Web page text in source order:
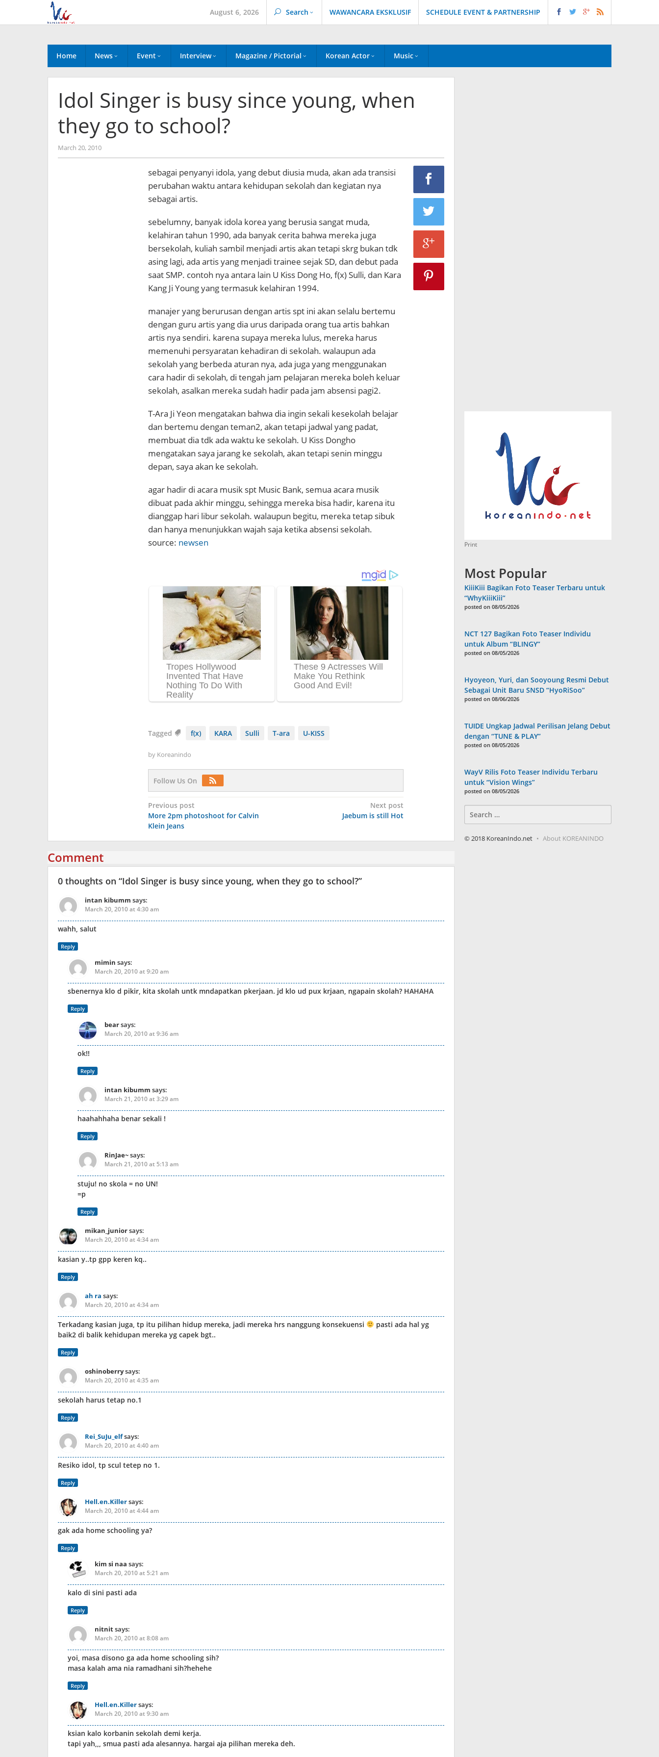
content
August 6, 2026 Search WAWANCARA EKSKLUSIF SCHEDULE EVENT & PARTNERSHIP
Home News Event Interview Magazine / Pictorial Korean Actor Music
Idol Singer is busy since young, when
they go to school?
March 20, 2010by
Koreanindo
sebagai penyanyi idola, yang debut diusia muda, akan ada transisi
perubahan waktu antara kehidupan sekolah dan kegiatan nya
sebagai artis.
sebelumny, banyak idola korea yang berusia sangat muda,
kelahiran tahun 1990, ada banyak cerita bahwa mereka juga
bersekolah, kuliah sambil menjadi artis akan tetapi skrg bukan tdk
asing lagi, ada artis yang menjadi trainee sejak SD, dan debut pada
saat SMP. contoh nya antara lain U Kiss Dong Ho, f(x) Sulli, dan Kara
Kang Ji Young yang termasuk kelahiran 1994.
manajer yang berurusan dengan artis spt ini akan selalu bertemu
dengan guru artis yang dia urus daripada orang tua artis bahkan
artis nya sendiri. karena supaya mereka lulus, mereka harus
memenuhi persyaratan kehadiran di sekolah. walaupun ada
sekolah yang berbeda aturan nya, ada juga yang menggunakan
cara hadir di sekolah, di tengah jam pelajaran mereka boleh keluar
sekolah, asalkan mereka sudah hadir pada jam absensi pagi2.
T-Ara Ji Yeon mengatakan bahwa dia ingin sekali kesekolah belajar
dan bertemu dengan teman2, akan tetapi jadwal yang padat,
membuat dia tdk ada waktu ke sekolah. U Kiss Dongho
mengatakan saya jarang ke sekolah, akan tetapi senin minggu
depan, saya akan ke sekolah.
agar hadir di acara musik spt Music Bank, semua acara musik
dibuat pada akhir minggu, sehingga mereka bisa hadir, karena itu
dianggap hari libur sekolah. walaupun begitu, mereka tetap sibuk
dan hanya menunjukkan wajah saja ketika absensi sekolah.
source: newsen
Tagged f(x) KARA Sulli T-ara U-KISS
by Koreanindo
Follow Us On
Post
navigation
Previous post
More 2pm photoshoot for Calvin
Klein Jeans
Next post
Jaebum is still Hot
Comment
0 thoughts on “Idol Singer is busy since young, when they go to school?”
intan kibumm says:
March 20, 2010 at 4:30 am
wahh, salut
Reply
mimin says:
March 20, 2010 at 9:20 am
sbenernya klo d pikir, kita skolah untk mndapatkan pkerjaan. jd klo ud pux krjaan, ngapain skolah? HAHAHA
Reply
bearsays:
March 20, 2010 at 9:36 am
ok!!
Reply
intan kibumm says:
March 21, 2010 at 3:29 am
haahahhaha benar sekali !
Reply
RinJae~says:
March 21, 2010 at 5:13 am
stuju! no skola = no UN!
=p
Reply
mikan_juniorsays:
March 20, 2010 at 4:34 am
kasian y..tp gpp keren kq..
Reply
ah ra says:
March 20, 2010 at 4:34 am
Terkadang kasian juga, tp itu pilihan hidup mereka, jadi mereka hrs nanggung konsekuensi
pasti ada hal yg
baik2 di balik kehidupan mereka yg capek bgt..
Reply
oshinoberrysays:
March 20, 2010 at 4:35 am
sekolah harus tetap no.1
Reply
Rei_SuJu_elfsays:
March 20, 2010 at 4:40 am
Resiko idol, tp scul tetep no 1.
Reply
Hell.en.Killersays:
March 20, 2010 at 4:44 am
gak ada home schooling ya?
Reply
kim si naa says:
March 20, 2010 at 5:21 am
kalo di sini pasti ada
Reply
nitnitsays:
March 20, 2010 at 8:08 am
yoi, masa disono ga ada home schooling sih?
masa kalah ama nia ramadhani sih?hehehe
Reply
Hell.en.Killersays:
March 20, 2010 at 9:30 am
ksian kalo korbanin sekolah demi kerja.
tapi yah,,, smua pasti ada alesannya. hargai aja pilihan mereka deh.
Print
Most Popular
KiiiKiii Bagikan Foto Teaser Terbaru untuk
“WhyKiiiKiii”
posted on 08/05/2026
NCT 127 Bagikan Foto Teaser Individu
untuk Album “BLINGY”
posted on 08/05/2026
Hyoyeon, Yuri, dan Sooyoung Resmi Debut
Sebagai Unit Baru SNSD “HyoRiSoo”
posted on 08/06/2026
TUIDE Ungkap Jadwal Perilisan Jelang Debut
dengan “TUNE & PLAY”
posted on 08/05/2026
WayV Rilis Foto Teaser Individu Terbaru
untuk “Vision Wings”
posted on 08/05/2026
for:
© 2018 KoreanIndo.net About KOREANINDO